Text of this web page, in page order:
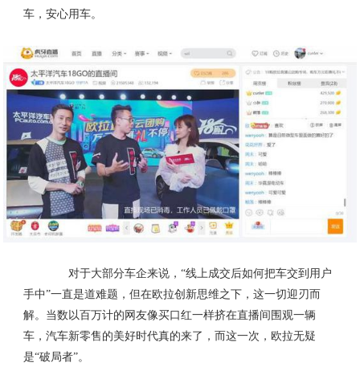
车，安心用车。
对于大部分车企来说，“线上成交后如何把车交到用户
手中”一直是道难题，但在欧拉创新思维之下，这一切迎刃而
解。当数以百万计的网友像买口红一样挤在直播间围观一辆
车，汽车新零售的美好时代真的来了，而这一次，欧拉无疑
是“破局者”。